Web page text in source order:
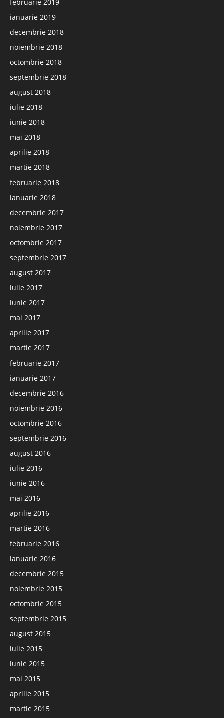
ianuarie 2019
decembrie 2018
noiembrie 2018
octombrie 2018
septembrie 2018
august 2018
iulie 2018
iunie 2018
mai 2018
aprilie 2018
martie 2018
februarie 2018
ianuarie 2018
decembrie 2017
noiembrie 2017
octombrie 2017
septembrie 2017
august 2017
iulie 2017
iunie 2017
mai 2017
aprilie 2017
martie 2017
februarie 2017
ianuarie 2017
decembrie 2016
noiembrie 2016
octombrie 2016
septembrie 2016
august 2016
iulie 2016
iunie 2016
mai 2016
aprilie 2016
martie 2016
februarie 2016
ianuarie 2016
decembrie 2015
noiembrie 2015
octombrie 2015
septembrie 2015
august 2015
iulie 2015
iunie 2015
mai 2015
aprilie 2015
martie 2015